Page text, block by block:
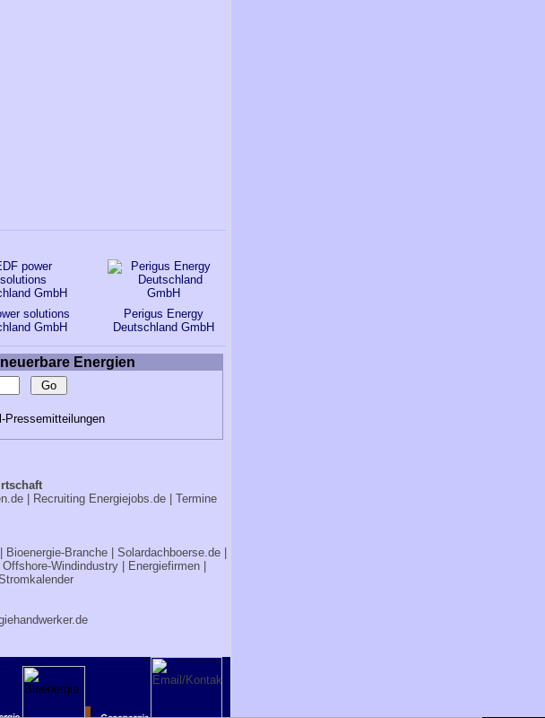
solutions
GmbH
Perigus Energy
Deutschland GmbH
Energien
Pressemitteilungen
| Recruiting Energiejobs.de | Termine
Bioenergie-Branche Solardachboerse.de
Offshore-Windindustry | Energiefirmen